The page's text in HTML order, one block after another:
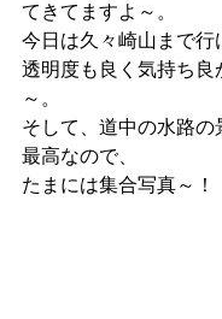
てきてますよ～。
今日は久々崎山まで行
透明度も良く気持ち良
～。
そして、道中の水路の
最高なので、
たまには集合写真～！